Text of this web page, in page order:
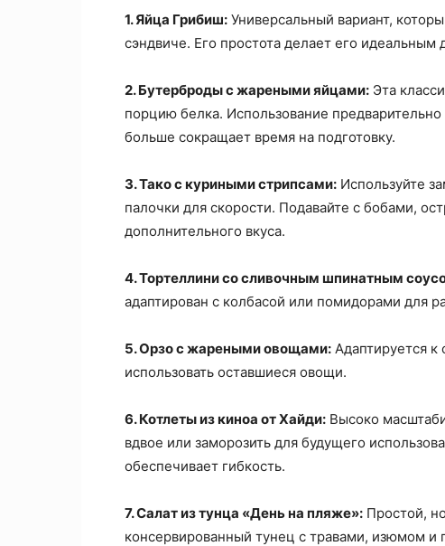
1. Яйца Грибиш: Универсальный вариант,
сэндвиче. Его простота делает его идеальным
2. Бутерброды с жареными яйцами: Эта
порцию белка. Использование
больше сокращает время на подготовку.
3. Тако с куриными стрипсами: Используйте
палочки для скорости. Подавайте с бобами,
дополнительного вкуса.
4. Тортеллини со сливочным шпинатным
адаптирован с колбасой или помидорами для
5. Орзо с жареными овощами: Адаптируется
использовать оставшиеся овощи.
6. Котлеты из киноа от Хайди: Высоко
вдвое или заморозить для будущего
обеспечивает гибкость.
7. Салат из тунца «День на пляже»: Простой,
консервированный тунец с травами, изюмом и